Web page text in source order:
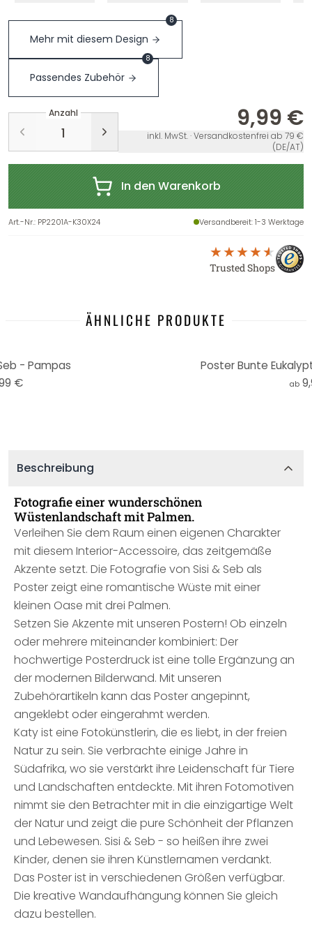
Mehr mit diesem Design
8
Passendes Zubehör
8
Anzahl 9,99 €
inkl. MwSt. · Versandkostenfrei ab 79 €
(DE/AT)
In den Warenkorb
Art.-Nr.: PP2201A-K30X24 Versandbereit: 1-3 Werktage
Trusted Shops
ÄHNLICHE PRODUKTE
- Pampas
€
Poster Bunte
ab
Beschreibung
Fotografie einer wunderschönen
Wüstenlandschaft mit Palmen.
Verleihen Sie dem Raum einen eigenen Charakter
mit diesem Interior-Accessoire, das zeitgemäße
Akzente setzt. Die Fotografie von Sisi & Seb als
Poster zeigt eine romantische Wüste mit einer
kleinen Oase mit drei Palmen.
Setzen Sie Akzente mit unseren Postern! Ob einzeln
oder mehrere miteinander kombiniert: Der
hochwertige Posterdruck ist eine tolle Ergänzung an
der modernen Bilderwand. Mit unseren
Zubehörartikeln kann das Poster angepinnt,
angeklebt oder eingerahmt werden.
Katy ist eine Fotokünstlerin, die es liebt, in der freien
Natur zu sein. Sie verbrachte einige Jahre in
Südafrika, wo sie verstärkt ihre Leidenschaft für Tiere
und Landschaften entdeckte. Mit ihren Fotomotiven
nimmt sie den Betrachter mit in die einzigartige Welt
der Natur und zeigt die pure Schönheit der Pflanzen
und Lebewesen. Sisi & Seb - so heißen ihre zwei
Kinder, denen sie ihren Künstlernamen verdankt.
Das Poster ist in verschiedenen Größen verfügbar.
Die kreative Wandaufhängung können Sie gleich
dazu bestellen.